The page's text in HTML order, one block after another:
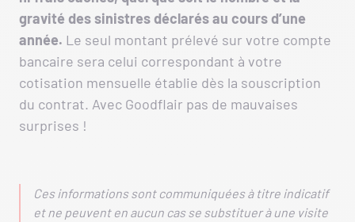
gravité des sinistres déclarés au cours d’une
année. Le seul montant prélevé sur votre compte
bancaire sera celui correspondant à votre
cotisation mensuelle établie dès la souscription
du contrat. Avec Goodflair pas de mauvaises
surprises !
Ces informations sont communiquées à titre indicatif
et ne peuvent en aucun cas se substituer à une visite